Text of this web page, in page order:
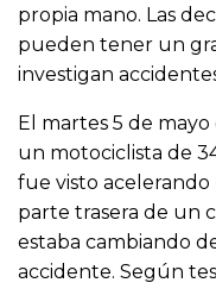
propia mano. Las
pueden tener un
investigan
El martes 5 de
un motociclista de
fue visto
parte trasera de un
estaba cambiando
accidente. Según